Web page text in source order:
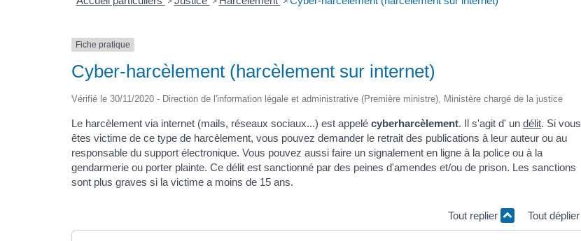
Fiche pratique
Cyber-harcèlement (harcèlement sur internet)
Vérifié le 30/11/2020 - Direction de l'information légale et administrative (Première ministre), Ministère chargé de la justice
Le harcèlement via internet (mails, réseaux sociaux...) est appelé cyberharcèlement. Il s'agit d' un délit. Si vous
êtes victime de ce type de harcèlement, vous pouvez demander le retrait des publications à leur auteur ou au
responsable du support électronique. Vous pouvez aussi faire un signalement en ligne à la police ou à la
gendarmerie ou porter plainte. Ce délit est sanctionné par des peines d'amendes et/ou de prison. Les sanctions
sont plus graves si la victime a moins de 15 ans.
Tout replier Tout déplier